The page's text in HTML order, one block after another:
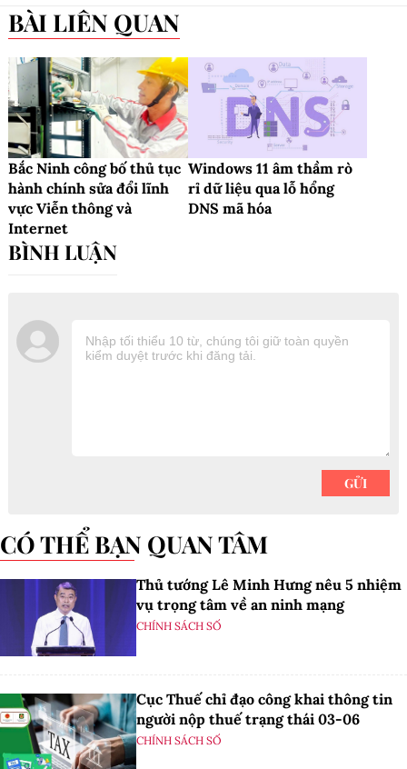
BÀI LIÊN QUAN
Bắc Ninh công bố thủ tục
hành chính sửa đổi lĩnh
vực Viễn thông và
Internet
Windows 11 âm thầm rò
rỉ dữ liệu qua lỗ hổng
DNS mã hóa
CÓ THỂ BẠN QUAN TÂM
Thủ tướng Lê Minh Hưng nêu 5 nhiệm
vụ trọng tâm về an ninh mạng
CHÍNH SÁCH SỐ
Cục Thuế chỉ đạo công khai thông tin
người nộp thuế trạng thái 03-06
CHÍNH SÁCH SỐ